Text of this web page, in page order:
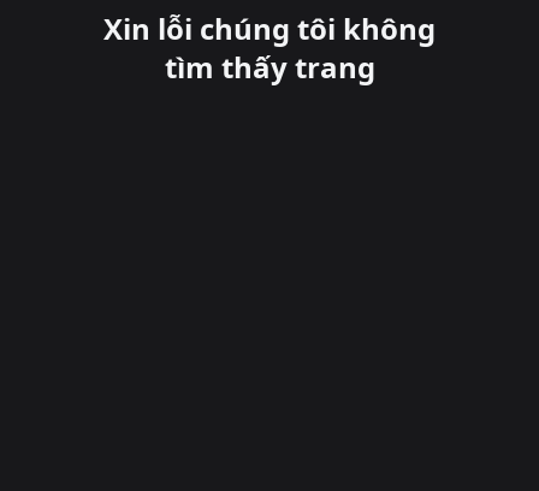
Xin lỗi chúng tôi không
tìm thấy trang